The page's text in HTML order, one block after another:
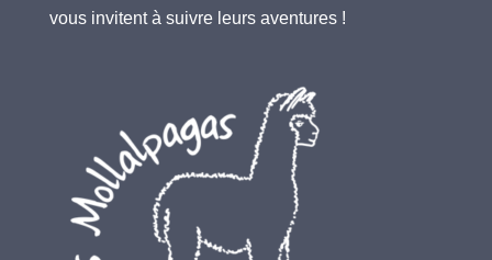
vous invitent à suivre leurs aventures !